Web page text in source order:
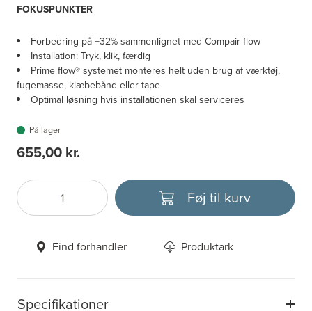
Specifikationer
FOKUSPUNKTER
Forbedring på +32% sammenlignet med Compair flow
Installation: Tryk, klik, færdig
Prime flow® systemet monteres helt uden brug af værktøj,
fugemasse, klæbebånd eller tape
Optimal løsning hvis installationen skal serviceres
På lager
655,00 kr.
Antal
Vælg enhed Føj til kurv
Find forhandler Produktark